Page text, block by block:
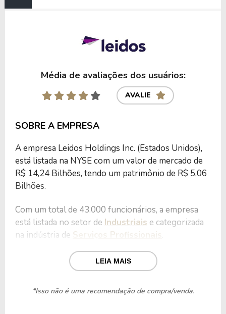
Média de avaliações dos usuários:
AVALIE
SOBRE A EMPRESA
A empresa Leidos Holdings Inc. (Estados Unidos),
está listada na NYSE com um valor de mercado de
R$ 14,24 Bilhões, tendo um patrimônio de R$ 5,06
Bilhões.
Com um total de 43.000 funcionários, a empresa
está listada no setor de Industriais e categorizada
na indústria de Serviços Profissionais
Nos últimos 12 meses a empresa teve um
faturamento de R$ 17,33 Bilhões, que gerou um
LEIA MAIS
*Isso não é uma recomendação de compra/venda.